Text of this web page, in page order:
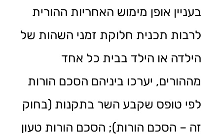
בעניין אופן מימוש האחריות ההורית
לרבות תכנית חלוקת זמני השהות של
הילדה או הילד בבית כל אחד
מההורים, יערכו ביניהם הסכם הורות
לפי טופס שקבע השר בתקנות (בחוק
זה – הסכם הורות); הסכם הורות טעון